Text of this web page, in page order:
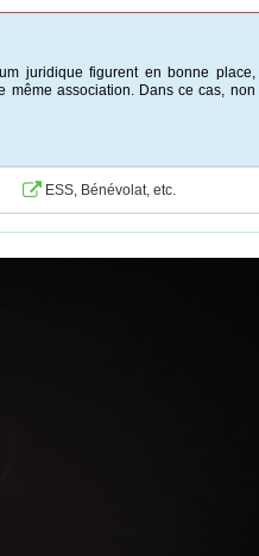
juridique figurent en bonne place,
même association. Dans ce cas, non
ESS, Bénévolat, etc.